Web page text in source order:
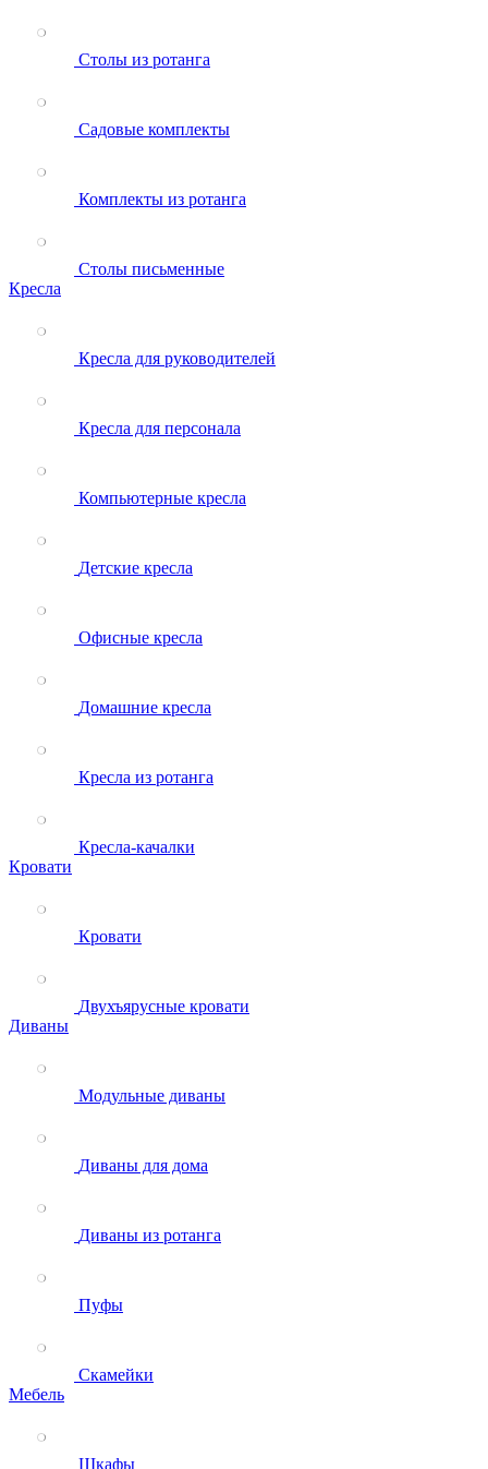
Столы из ротанга
Садовые комплекты
Комплекты из ротанга
Столы письменные
Кресла
Кресла для руководителей
Кресла для персонала
Компьютерные кресла
Детские кресла
Офисные кресла
Домашние кресла
Кресла из ротанга
Кресла-качалки
Кровати
Кровати
Двухъярусные кровати
Диваны
Модульные диваны
Диваны для дома
Диваны из ротанга
Пуфы
Скамейки
Мебель
Шкафы